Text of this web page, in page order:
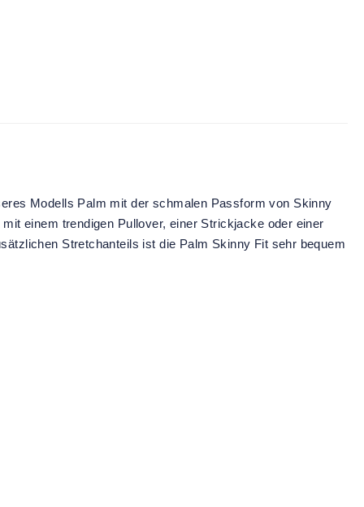
Modells Palm mit der schmalen Passform von Skinny
einem trendigen Pullover, einer Strickjacke oder einer
Stretchanteils ist die Palm Skinny Fit sehr bequem